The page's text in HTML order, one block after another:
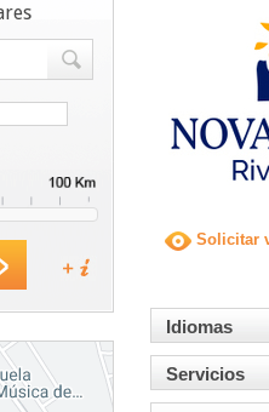
Solicitar
Idiomas
Servicios